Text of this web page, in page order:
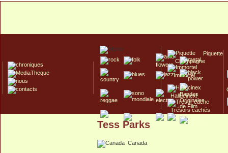
Piquette
Champagne
Immortel
Hallucinex!
Trésors cachés
Culte/Collector
Tess Parks
Canada